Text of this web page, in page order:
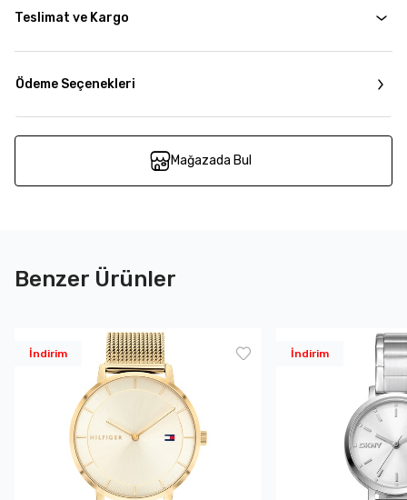
Teslimat ve Kargo
Ödeme Seçenekleri
Mağazada Bul
Benzer Ürünler
İndirim İndirim